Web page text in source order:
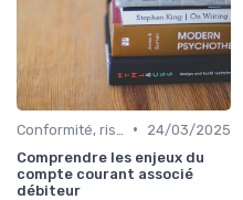
•
24/03/2025
Comprendre les enjeux du
compte courant associé
débiteur